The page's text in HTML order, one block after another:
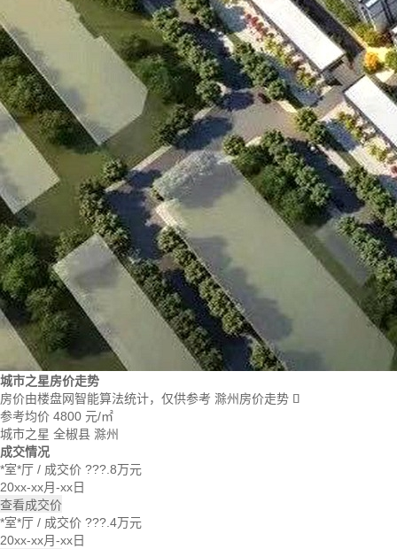
城市之星房价走势
房价由楼盘网智能算法统计，仅供参考 滁州房价走势 
参考均价 4800 元/㎡
城市之星 全椒县 滁州
成交情况
*室*厅 / 成交价 ???.8万元
20xx-xx月-xx日
查看成交价
*室*厅 / 成交价 ???.4万元
20xx-xx月-xx日